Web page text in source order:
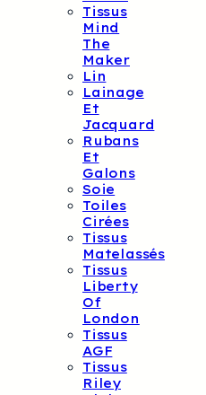
Tissus
Mind
The
Maker
Lin
Lainage
Et
Jacquard
Rubans
Et
Galons
Soie
Toiles
Cirées
Tissus
Matelassés
Tissus
Liberty
Of
London
Tissus
AGF
Tissus
Riley